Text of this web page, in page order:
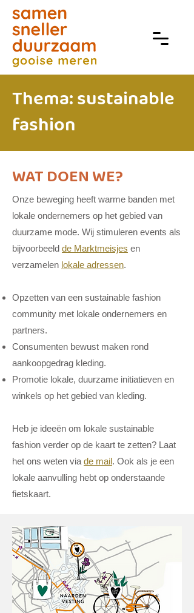
Thema: sustainable
fashion
WAT DOEN WE?
Onze beweging heeft warme banden met
lokale ondernemers op het gebied van
duurzame mode. Wij stimuleren events als
bijvoorbeeld de Marktmeisjes en
verzamelen lokale adressen.
Opzetten van een sustainable fashion
community met lokale ondernemers en
partners.
Consumenten bewust maken rond
aankoopgedrag kleding.​
Promotie lokale, duurzame initiatieven en
winkels op het gebied van kleding.
Heb je ideeën om lokale sustainable
fashion verder op de kaart te zetten? Laat
het ons weten via de mail. Ook als je een
lokale aanvulling hebt op onderstaande
fietskaart.